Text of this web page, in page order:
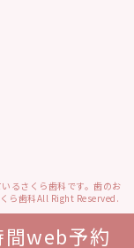
るさくら歯科です。歯のお
ら歯科All Right Reserved.
間web予約